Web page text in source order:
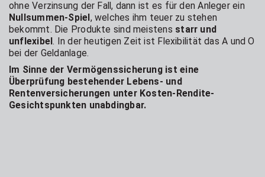
ohne Verzinsung der Fall, dann ist es für den Anleger ein
Nullsummen-Spiel, welches ihm teuer zu stehen
bekommt. Die Produkte sind meistens starr und
unflexibel. In der heutigen Zeit ist Flexibilität das A und O
bei der Geldanlage.
Im Sinne der Vermögenssicherung ist eine
Überprüfung bestehender Lebens- und
Rentenversicherungen unter Kosten-Rendite-
Gesichtspunkten unabdingbar.